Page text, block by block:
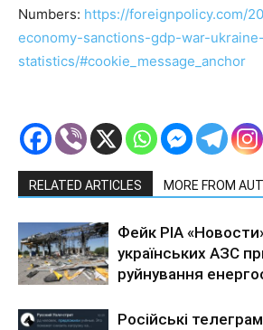
Numbers: https://foreignpolicy.com/
economy-sanctions-gdp-war-
statistics/#cookie_message_anchor
RELATED ARTICLES MORE FROM
Фейк РІА
українських АЗС
руйнування
Російські